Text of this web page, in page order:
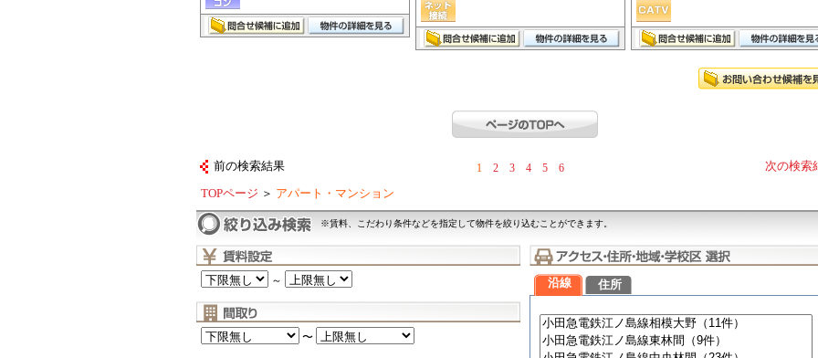
前の検索結果 1 2 3 4 5 6 次の検索
TOPページ ＞ アパート・マンション
※賃料、こだわり条件などを指定して物件を絞り込むことができます。
～
〜
沿線 住所